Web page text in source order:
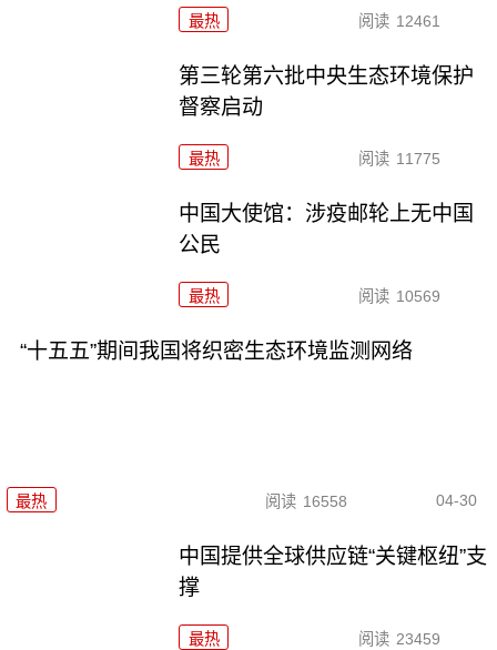
最热 阅读 12461
第三轮第六批中央生态环境保护
督察启动
最热 阅读 11775
中国大使馆：涉疫邮轮上无中国
公民
最热 阅读 10569
“十五五”期间我国将织密生态环境监测网络
最热 阅读 16558 04-30
中国提供全球供应链“关键枢纽”支
撑
最热 阅读 23459